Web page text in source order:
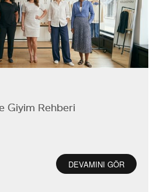
Giyim Rehberi
DEVAMINI GÖR